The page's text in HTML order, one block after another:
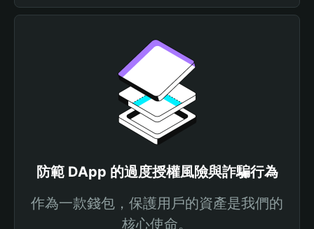
防範 DApp 的過度授權風險與詐騙行為
作為一款錢包，保護用戶的資產是我們的
核心使命。